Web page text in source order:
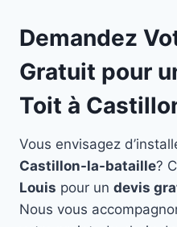
Demandez
Gratuit pour
Toit à
Vous envisagez
Castillon-la-bataille?
Louis pour un devis
Nous vous